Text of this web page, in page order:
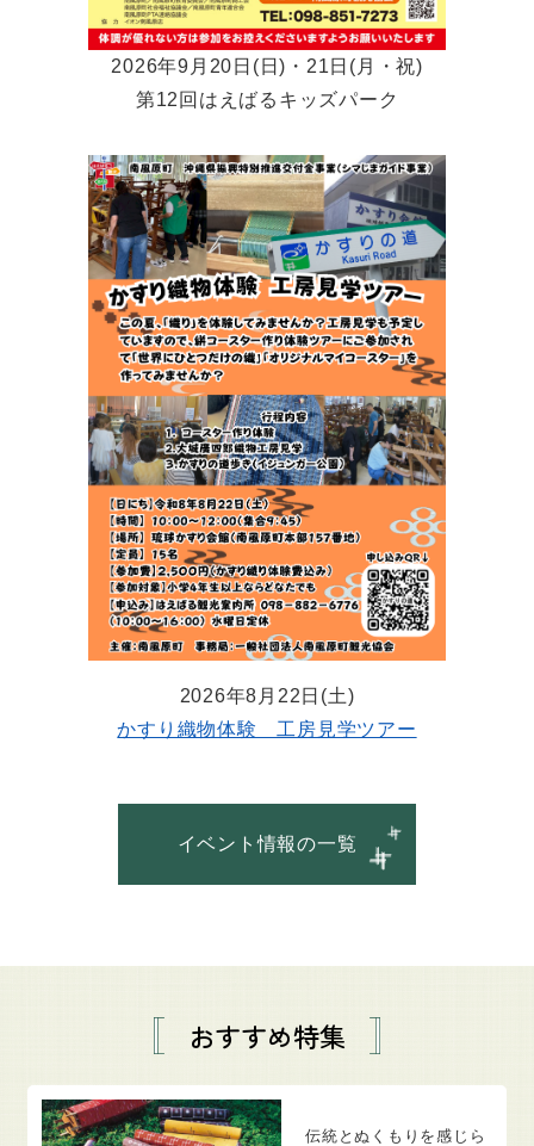
2026年9月20日(日)・21日(月・祝)
第12回はえばるキッズパーク
2026年8月22日(土)
かすり織物体験 工房見学ツアー
イベント情報の一覧
おすすめ特集
伝統とぬくもりを感じら